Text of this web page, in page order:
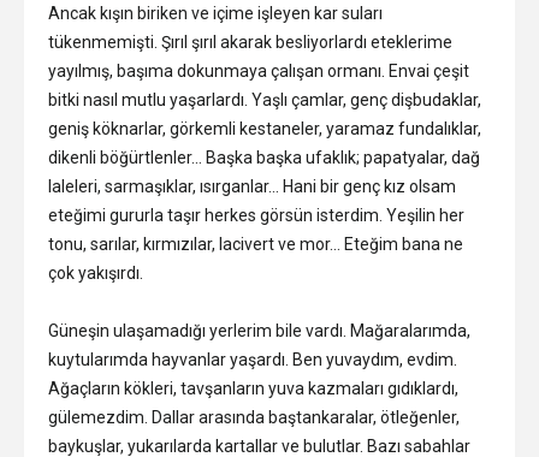
Ancak kışın biriken ve içime işleyen kar suları
tükenmemişti. Şırıl şırıl akarak besliyorlardı eteklerime
yayılmış, başıma dokunmaya çalışan ormanı. Envai çeşit
bitki nasıl mutlu yaşarlardı. Yaşlı çamlar, genç dişbudaklar,
geniş köknarlar, görkemli kestaneler, yaramaz fundalıklar,
dikenli böğürtlenler… Başka başka ufaklık; papatyalar, dağ
laleleri, sarmaşıklar, ısırganlar… Hani bir genç kız olsam
eteğimi gururla taşır herkes görsün isterdim. Yeşilin her
tonu, sarılar, kırmızılar, lacivert ve mor… Eteğim bana ne
çok yakışırdı.
Güneşin ulaşamadığı yerlerim bile vardı. Mağaralarımda,
kuytularımda hayvanlar yaşardı. Ben yuvaydım, evdim.
Ağaçların kökleri, tavşanların yuva kazmaları gıdıklardı,
gülemezdim. Dallar arasında baştankaralar, ötleğenler,
baykuşlar, yukarılarda kartallar ve bulutlar. Bazı sabahlar